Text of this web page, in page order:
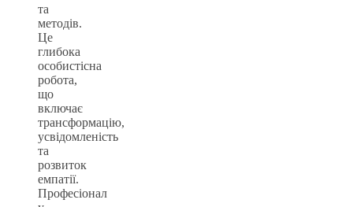
та
методів.
Це
глибока
особистісна
робота,
що
включає
трансформацію,
усвідомленість
та
розвиток
емпатії.
Професіонал